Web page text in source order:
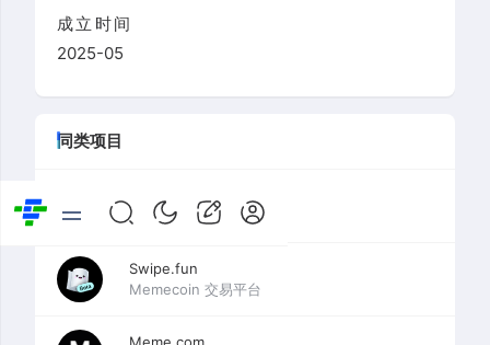
成立时间
2025-05
同类项目
SocialFi应用
Swipe.fun
Memecoin 交易平台